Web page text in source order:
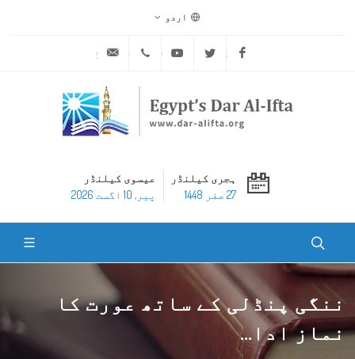
اردو
Facebook
Twitter
Youtube
ہجری کیلنڈر
27 صفر 1448
عیسوی کیلنڈر
پير, 10 اگست 2026
ننگی پنڈلی کے ساتھ عورت کا
نماز ادا...